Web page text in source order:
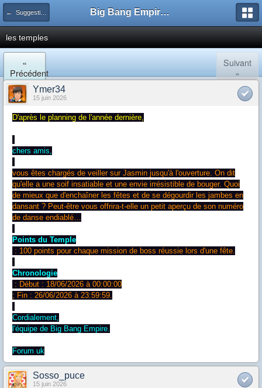
← Suggestions & Discussions Big Bang Empire - Forum
les temples
«
Précédent
Suivant
»
Ymer34
15 juin 2026
D'après le planning de l'année dernière,
chers amis,
vous êtes chargés de veiller sur Jasmin jusqu'à l'ouverture. On dit
qu'elle a une soif insatiable et une envie irrésistible de bouger. Quoi
de mieux que d'enchaîner les fêtes et de se dégourdir les jambes en
dansant ? Peut-être vous offrira-t-elle un petit aperçu de son numéro
de danse endiablé…
Points du Temple
: 100 points pour chaque mission de boss réussie lors d'une fête.
Chronologie
: Début : 18/06/2026 à 00:00:00
; Fin : 26/06/2026 à 23:59:59.
Cordialement,
l'équipe de Big Bang Empire.
Forum uk
Sosso_puce
15 juin 2026